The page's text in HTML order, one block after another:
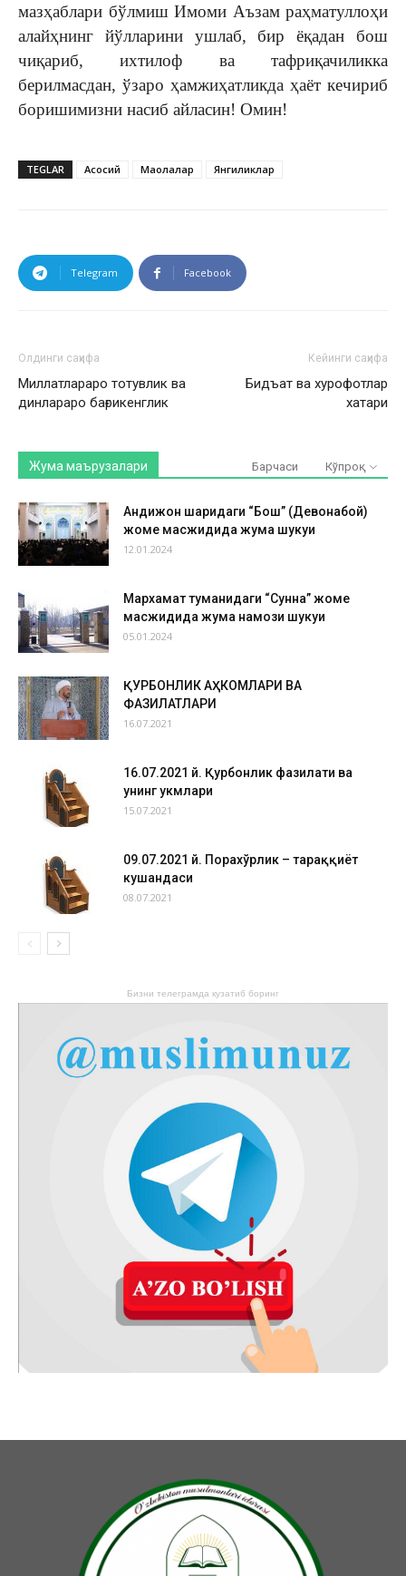
мазҳаблари бўлмиш Имоми Аъзам раҳматуллоҳи
алайҳнинг йўлларини ушлаб, бир ёқадан бош
чиқариб, ихтилоф ва тафриқачиликка
берилмасдан, ўзаро ҳамжиҳатликда ҳаёт кечириб
боришимизни насиб айласин! Омин!
TEGLAR Асосий Мақолалар Янгиликлар
Telegram Facebook
Олдинги саҳифа
Миллатлараро тотувлик ва
динлараро бағрикенглик
Кейинги саҳифа
Бидъат ва хурофотлар
хатари
Жума маърузалари Барчаси Кўпроқ
Андижон шаҳридаги “Бош” (Девонабой)
жоме масжидида жума шукуҳи
12.01.2024
Мархамат туманидаги “Сунна” жоме
масжидида жума намози шукуҳи
05.01.2024
ҚУРБОНЛИК АҲКОМЛАРИ ВА
ФАЗИЛАТЛАРИ
16.07.2021
16.07.2021 й. Қурбонлик фазилати ва
унинг ҳукмлари
15.07.2021
09.07.2021 й. Порахўрлик – тараққиёт
кушандаси
08.07.2021
Бизни телеграмда кузатиб боринг